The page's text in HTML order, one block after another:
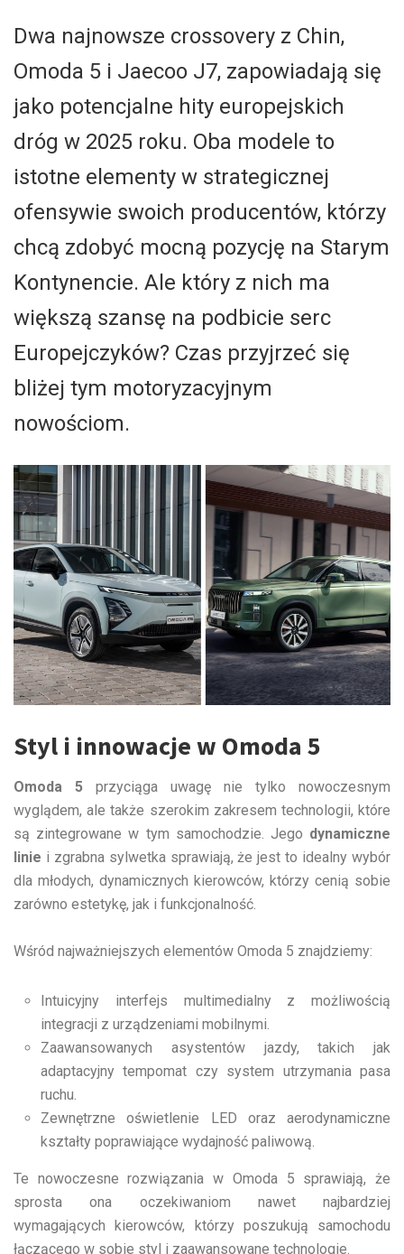
Dwa najnowsze crossovery z Chin,
Omoda 5 i Jaecoo J7, zapowiadają się
jako potencjalne hity europejskich
dróg w 2025 roku. Oba modele to
istotne elementy w strategicznej
ofensywie swoich producentów, którzy
chcą zdobyć mocną pozycję na Starym
Kontynencie. Ale który z nich ma
większą szansę na podbicie serc
Europejczyków? Czas przyjrzeć się
bliżej tym motoryzacyjnym
nowościom.
Styl i innowacje w Omoda 5
Omoda 5 przyciąga uwagę nie tylko nowoczesnym
wyglądem, ale także szerokim zakresem technologii, które
są zintegrowane w tym samochodzie. Jego dynamiczne
linie i zgrabna sylwetka sprawiają, że jest to idealny wybór
dla młodych, dynamicznych kierowców, którzy cenią sobie
zarówno estetykę, jak i funkcjonalność.
Wśród najważniejszych elementów Omoda 5 znajdziemy:
Intuicyjny interfejs multimedialny z możliwością
integracji z urządzeniami mobilnymi.
Zaawansowanych asystentów jazdy, takich jak
adaptacyjny tempomat czy system utrzymania pasa
ruchu.
Zewnętrzne oświetlenie LED oraz aerodynamiczne
kształty poprawiające wydajność paliwową.
Te nowoczesne rozwiązania w Omoda 5 sprawiają, że
sprosta ona oczekiwaniom nawet najbardziej
wymagających kierowców, którzy poszukują samochodu
łączącego w sobie styl i zaawansowane technologie.